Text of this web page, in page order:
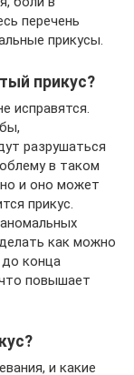
перечень
прикусы.
прикус?
исправятся.
разрушаться
в таком
и оно может
прикус.
как можно
конца
повышает
и какие